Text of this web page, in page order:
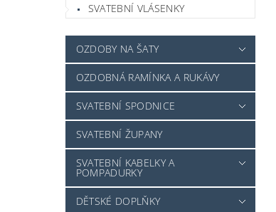
SVATEBNÍ VLÁSENKY
OZDOBY NA ŠATY
OZDOBNÁ RAMÍNKA A RUKÁVY
SVATEBNÍ SPODNICE
SVATEBNÍ ŽUPANY
SVATEBNÍ KABELKY A
POMPADURKY
DĚTSKÉ DOPLŇKY